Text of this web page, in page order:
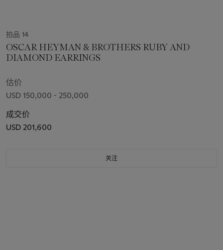
拍品 14
OSCAR HEYMAN & BROTHERS RUBY AND
DIAMOND EARRINGS
估价
USD 150,000 - 250,000
成交价
USD 201,600
关注